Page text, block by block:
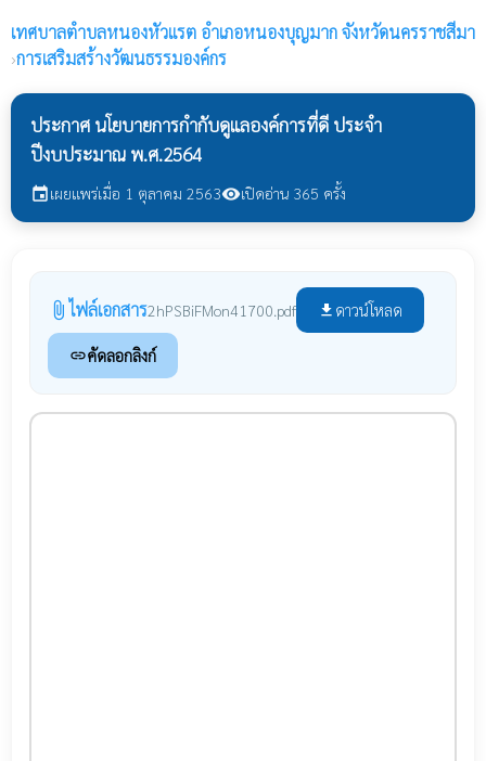
เทศบาลตำบลหนองหัวแรต อำเภอหนองบุญมาก จังหวัดนครราชสีมา
›การเสริมสร้างวัฒนธรรมองค์กร
ประกาศ นโยบายการกำกับดูแลองค์การที่ดี ประจำ
ปีงบประมาณ พ.ศ.2564
eventเผยแพร่เมื่อ 1 ตุลาคม 2563visibilityเปิดอ่าน 365 ครั้ง
attach_file ไฟล์เอกสาร2hPSBiFMon41700.pdf file_download ดาวน์โหลด
linkคัดลอกลิงก์